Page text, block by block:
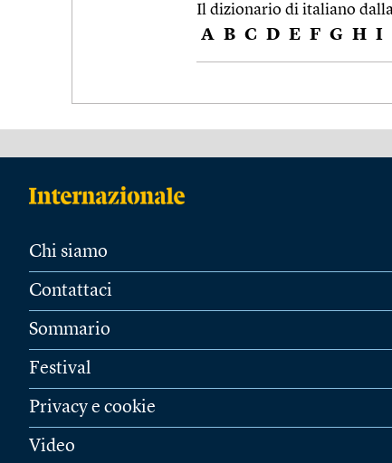
Il dizionario di italiano
A B C D E F G H I
Chi siamo
Contattaci
Sommario
Festival
Privacy e cookie
Video